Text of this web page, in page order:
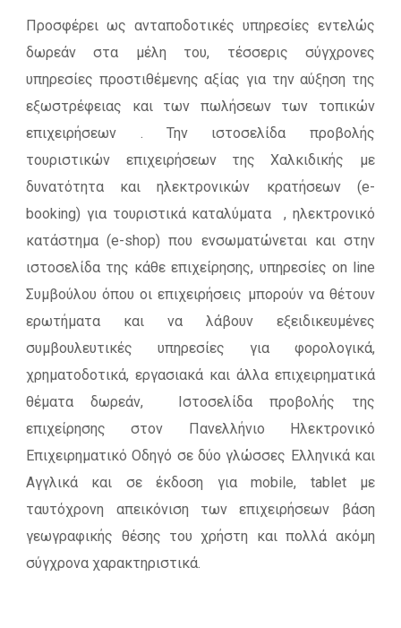
Προσφέρει ως ανταποδοτικές υπηρεσίες εντελώς
δωρεάν στα μέλη του, τέσσερις σύγχρονες
υπηρεσίες προστιθέμενης αξίας για την αύξηση της
εξωστρέφειας και των πωλήσεων των τοπικών
επιχειρήσεων . Την ιστοσελίδα προβολής
τουριστικών επιχειρήσεων της Χαλκιδικής με
δυνατότητα και ηλεκτρονικών κρατήσεων (e-
booking) για τουριστικά καταλύματα , ηλεκτρονικό
κατάστημα (e-shop) που ενσωματώνεται και στην
ιστοσελίδα της κάθε επιχείρησης, υπηρεσίες on line
Συμβούλου όπου οι επιχειρήσεις μπορούν να θέτουν
ερωτήματα και να λάβουν εξειδικευμένες
συμβουλευτικές υπηρεσίες για φορολογικά,
χρηματοδοτικά, εργασιακά και άλλα επιχειρηματικά
θέματα δωρεάν, Ιστοσελίδα προβολής της
επιχείρησης στον Πανελλήνιο Ηλεκτρονικό
Επιχειρηματικό Οδηγό σε δύο γλώσσες Ελληνικά και
Αγγλικά και σε έκδοση για mobile, tablet με
ταυτόχρονη απεικόνιση των επιχειρήσεων βάση
γεωγραφικής θέσης του χρήστη και πολλά ακόμη
σύγχρονα χαρακτηριστικά.